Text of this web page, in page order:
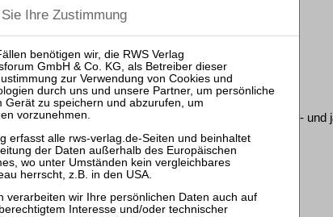
des Bauvorhabens
Baukonzessionsvertrag mit vereinbarten Baukosten- und